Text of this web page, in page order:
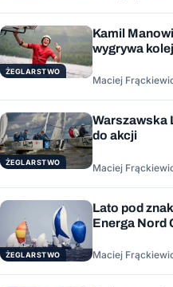
ŻEGLARSTWO
Kamil
wygrywa
Maciej
ŻEGLARSTWO
Warszawska
do akcji
Maciej
ŻEGLARSTWO
Lato pod
Energa Nord
Maciej